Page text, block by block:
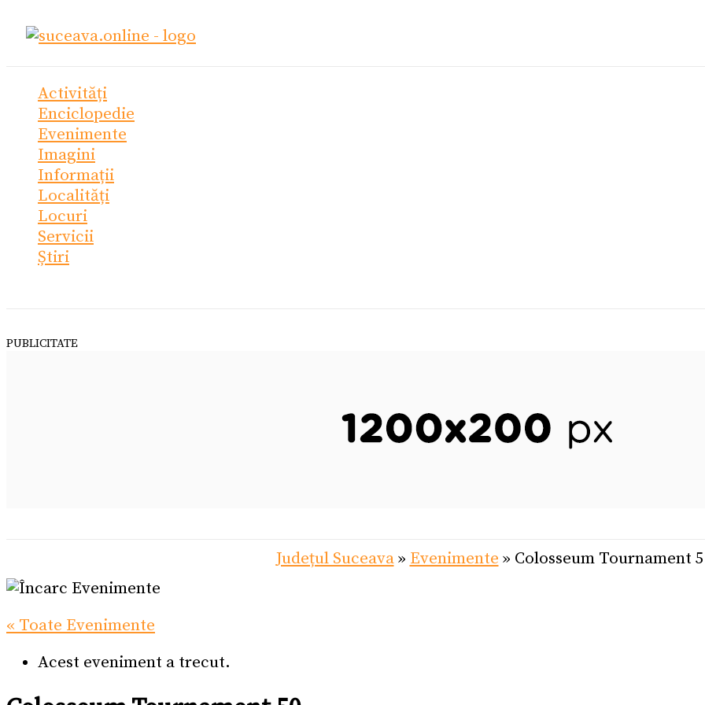
content
Activități
Enciclopedie
Evenimente
Imagini
Informații
Localități
Locuri
Servicii
Știri
PUBLICITATE
Județul Suceava» Evenimente » Colosseum Tournament
« Toate Evenimente
Acest eveniment a trecut.
cauți?